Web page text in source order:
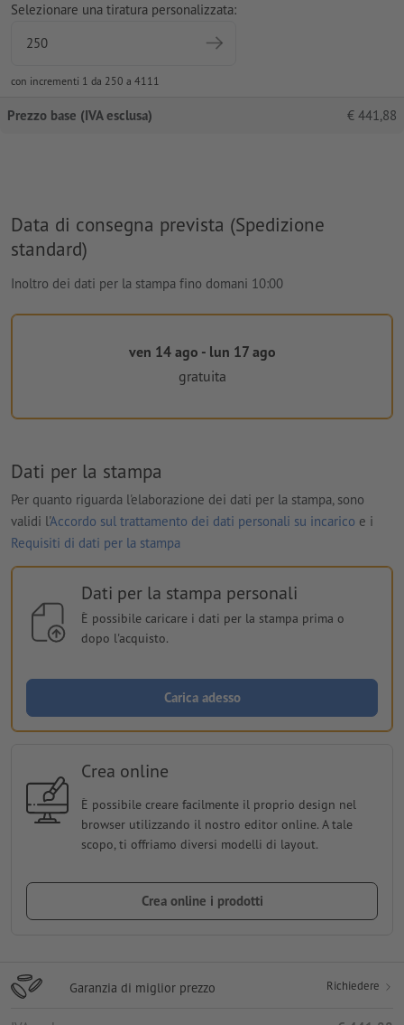
Selezionare una tiratura personalizzata:
con incrementi 1 da 250 a 4111
Prezzo base (IVA esclusa) € 441,88
Data di consegna prevista (Spedizione
standard)
Inoltro dei dati per la stampa fino domani 10:00
ven 14 ago - lun 17 ago
gratuita
Dati per la stampa
Per quanto riguarda l'elaborazione dei dati per la stampa, sono
validi l'Accordo sul trattamento dei dati personali su incarico e i
Requisiti di dati per la stampa
Dati per la stampa personali
È possibile caricare i dati per la stampa prima o
dopo l'acquisto.
Carica adesso
Crea online
È possibile creare facilmente il proprio design nel
browser utilizzando il nostro editor online. A tale
scopo, ti offriamo diversi modelli di layout.
Crea online i prodotti
Garanzia di miglior prezzo Richiedere